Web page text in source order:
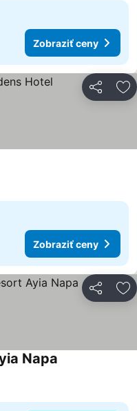
Zobraziť ceny
Zdieľať
Zobraziť ceny
Zdieľať
Napa